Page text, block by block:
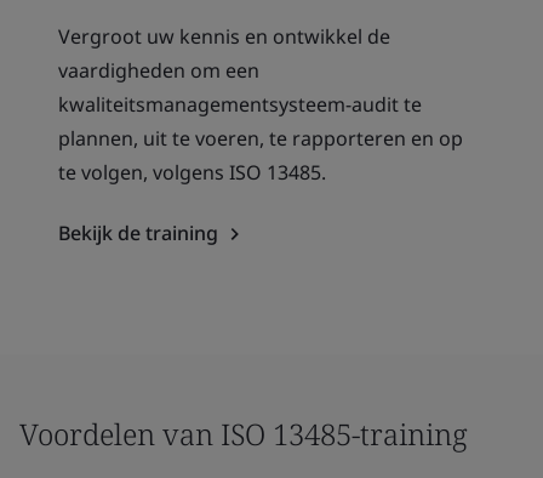
Vergroot uw kennis en ontwikkel de
vaardigheden om een
kwaliteitsmanagementsysteem-audit te
plannen, uit te voeren, te rapporteren en op
te volgen, volgens ISO 13485.
Bekijk de training
Voordelen van ISO 13485-training